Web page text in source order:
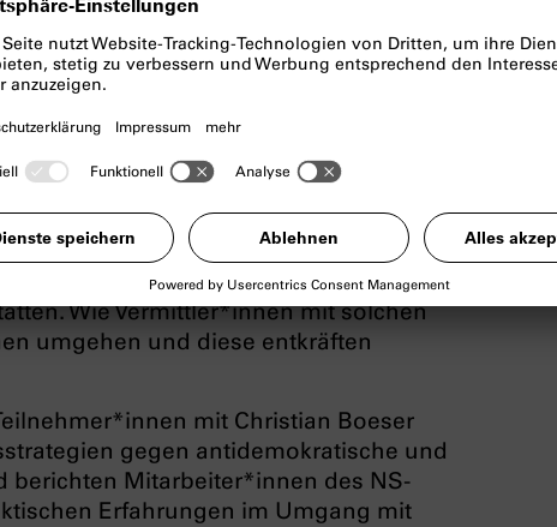
ausgrenzende
Stammtischen. Antisemitische,
fallen immer öfter auch während
Wie Vermittler*innen mit solchen
umgehen und diese entkräften
mit Christian Boeser
gegen antidemokratische und
berichten Mitarbeiter*innen des NS-
Erfahrungen im Umgang mit